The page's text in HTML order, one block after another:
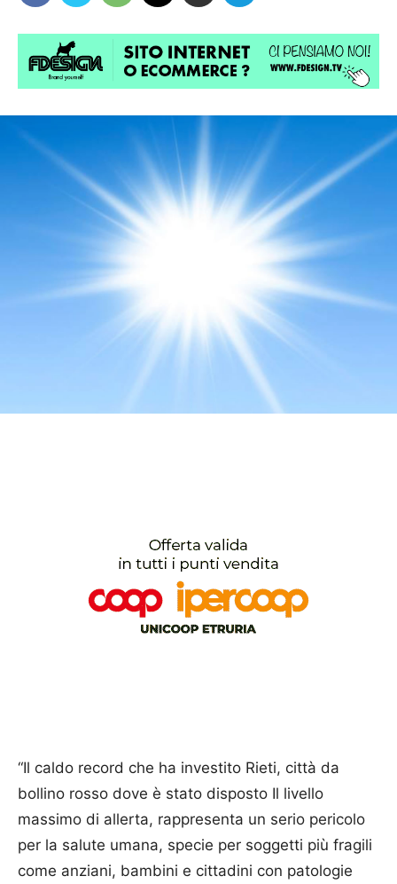
“Il caldo record che ha investito Rieti, città da
bollino rosso dove è stato disposto Il livello
massimo di allerta, rappresenta un serio pericolo
per la salute umana, specie per soggetti più fragili
come anziani, bambini e cittadini con patologie